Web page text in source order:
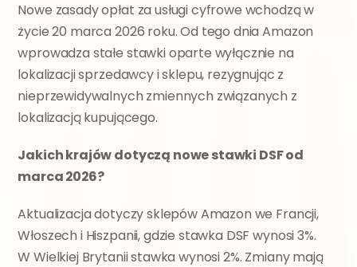
Nowe zasady opłat za usługi cyfrowe wchodzą w
życie 20 marca 2026 roku. Od tego dnia Amazon
wprowadza stałe stawki oparte wyłącznie na
lokalizacji sprzedawcy i sklepu, rezygnując z
nieprzewidywalnych zmiennych związanych z
lokalizacją kupującego.
Jakich krajów dotyczą nowe stawki DSF od
marca 2026?
Aktualizacja dotyczy sklepów Amazon we Francji,
Włoszech i Hiszpanii, gdzie stawka DSF wynosi 3%.
W Wielkiej Brytanii stawka wynosi 2%. Zmiany mają